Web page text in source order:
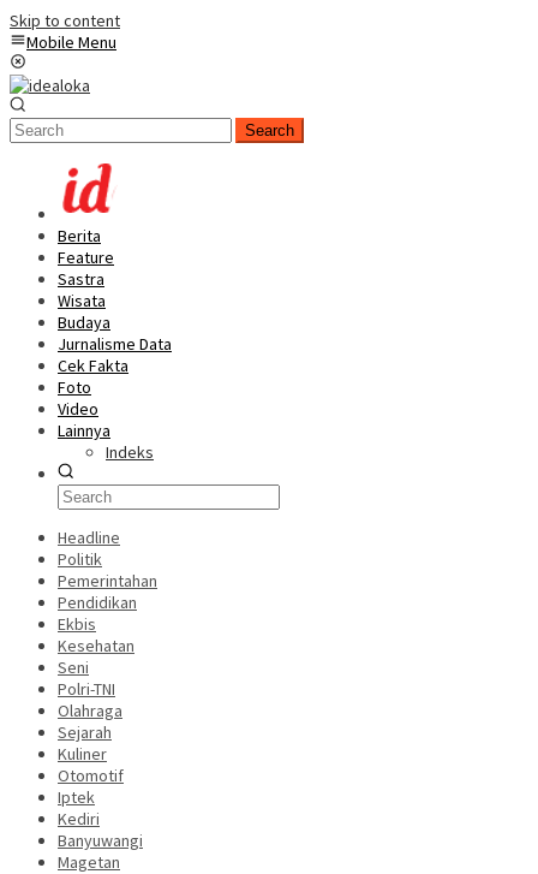
Skip to content
Mobile Menu
Search
Berita
Feature
Sastra
Wisata
Budaya
Jurnalisme Data
Cek Fakta
Foto
Video
Lainnya
Indeks
Headline
Politik
Pemerintahan
Pendidikan
Ekbis
Kesehatan
Seni
Polri-TNI
Olahraga
Sejarah
Kuliner
Otomotif
Iptek
Kediri
Banyuwangi
Magetan